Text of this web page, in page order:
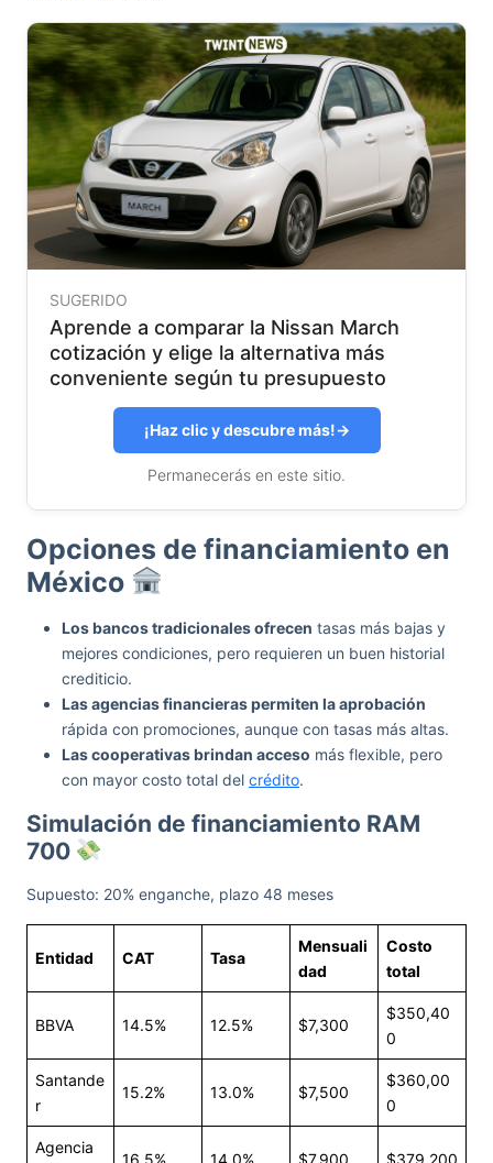
SUGERIDO
Aprende a comparar la Nissan March
cotización y elige la alternativa más
conveniente según tu presupuesto
¡Haz clic y descubre más!→
Permanecerás en este sitio.
Opciones de financiamiento en
México
Los bancos tradicionales ofrecen tasas más bajas y
mejores condiciones, pero requieren un buen historial
crediticio.
Las agencias financieras permiten la aprobación
rápida con promociones, aunque con tasas más altas.
Las cooperativas brindan acceso más flexible, pero
con mayor costo total del crédito.
Simulación de financiamiento RAM
700
Supuesto: 20% enganche, plazo 48 meses
Entidad CAT Tasa
Mensuali
dad
Costo
total
BBVA 14.5% 12.5% $7,300
$350,40
0
Santande
r
15.2% 13.0% $7,500
$360,00
0
Agencia
16.5% 14.0% $7,900 $379,200